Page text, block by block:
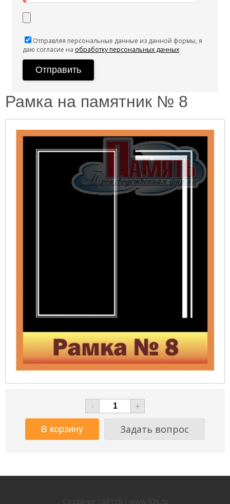
Отправляя персональные данные из данной формы, я
даю согласие на обработку персональных данных
Рамка на памятник № 8
-
+
Задать вопрос
Создание сайтов - www.63s.ru